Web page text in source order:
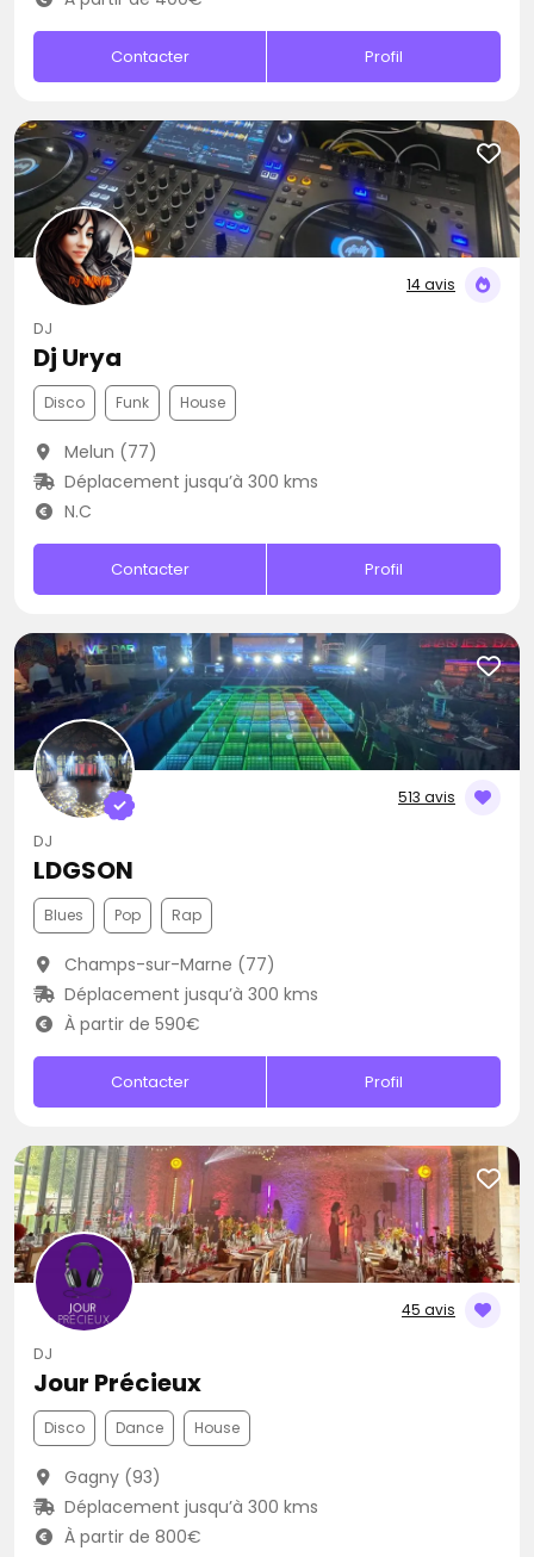
Contacter Profil
14 avis
DJ
Dj Urya
Disco Funk House
Melun (77)
Déplacement jusqu’à 300 kms
N.C
Contacter Profil
513 avis
DJ
LDGSON
Blues Pop Rap
Champs-sur-Marne (77)
Déplacement jusqu’à 300 kms
À partir de 590€
Contacter Profil
45 avis
DJ
Jour Précieux
Disco Dance House
Gagny (93)
Déplacement jusqu’à 300 kms
À partir de 800€